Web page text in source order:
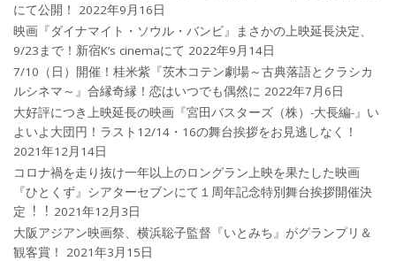
にて公開！
2022年9月16日
映画『ダイナマイト・ソウル・バンビ』まさかの上映延長決定、
9/23まで！新宿K’s cinemaにて 2022年9月14日
7/10（日）開催！桂米紫『茨木コテン劇場～古典落語とクラシカ
ルシネマ～』合縁奇縁！恋はいつでも偶然に 2022年7月6日
大好評につき上映延長の映画『宮田バスターズ（株）-大長編-』い
よいよ大団円！ラスト12/14・16の舞台挨拶をお見逃しなく！
2021年12月14日
コロナ禍を⾛り抜け⼀年以上のロングラン上映を果たした映画
『ひとくず』シアターセブンにて１周年記念特別舞台挨拶開催決
定︕︕ 2021年12月3日
大阪アジアン映画祭、横浜聡子監督『いとみち』がグランプリ＆
観客賞！
2021年3月15日